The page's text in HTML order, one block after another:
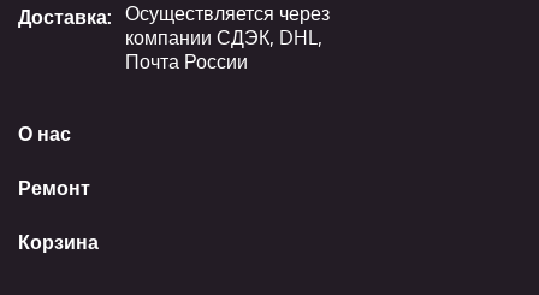
О нас
Ремонт
Корзина
Доставка: Осуществляется через
компании СДЭК, DHL,
Почта России